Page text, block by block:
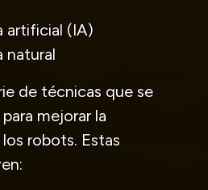
artificial (IA)
natural
de técnicas que se
mejorar la
robots. Estas